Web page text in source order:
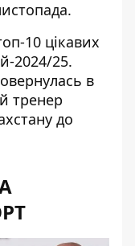
10 цікавих
2024/25.
в
тренер
до